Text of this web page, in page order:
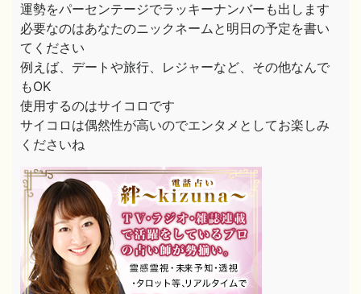
運勢をパーセンテージでラッキーナンバーも出します
必要なのはあなたのニックネームと明日の予定を書い
てください
例えば、デートや旅行、レジャーなど、その他なんで
もOK
使用するのはサイコロです
サイコロは偶然性が高いのでエンタメとしてお楽しみ
くださいね